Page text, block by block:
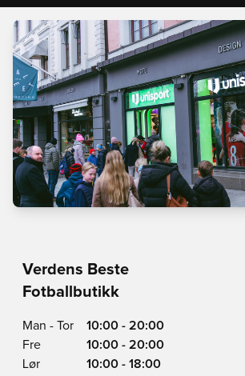
Verdens Beste
Fotballbutikk
Man - Tor
10:00 - 20:00
Fre
10:00 - 20:00
Lør
10:00 - 18:00